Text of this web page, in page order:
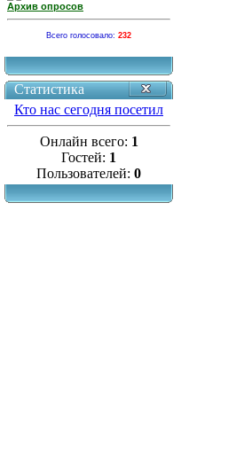
Архив опросов
Всего голосовало: 232
Статистика
Кто нас сегодня посетил
Онлайн всего: 1
Гостей: 1
Пользователей: 0